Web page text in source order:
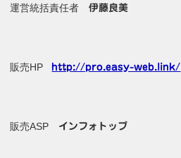
運営統括責任者伊藤良美
販売HP http://pro.easy-web.link/
販売ASP インフォトップ